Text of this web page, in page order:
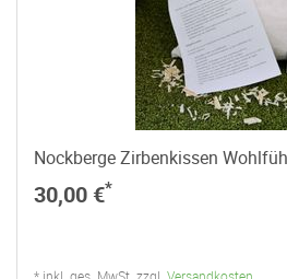
Nockberge Zirbenkissen
30,00 €*